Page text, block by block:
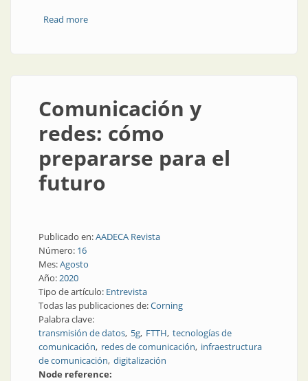
Read moreabout Parte de la historia del 5G
Comunicación y
redes: cómo
prepararse para el
futuro
Publicado en:AADECA Revista
Número: 16
Mes:Agosto
Año:2020
Tipo de artículo: Entrevista
Todas las publicaciones de:Corning
Palabra clave:
transmisión de datos 5g FTTH tecnologías de
comunicación redes de comunicación infraestructura
de comunicación digitalización
Node reference: